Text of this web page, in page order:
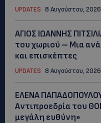
UPDATES 8 Αυγούστου, 2026
ΑΓΙΟΣ ΙΩΑΝΝΗΣ
του χωριού – Μια
και επισκέπτες
UPDATES 8 Αυγούστου, 2026
ΕΛΕΝΑ
Αντιπροεδρία του
μεγάλη ευθύνη»